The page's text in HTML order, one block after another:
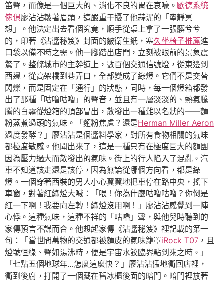
笛聲，而像是一個巨大的、消化不良的胃在哀嚎。 歐德系統
傢俱廖沾沾皺著眉頭，這嚴重干擾了他蒜泥的「寧靜冥
想」。他決定出去看個究竟，順手從桌上拿了一張髒兮兮
的，印著《沾醬秘笈》封面的皺衛生紙，塞久坐椅子推薦進
口袋以備不時之需。他一腳踏出店門，立刻被眼前的景象震
驚了。整條城市的主幹道上，數百個交通信號燈，從東邊到
西邊，從高架橋到巷弄口，全部變成了綠燈。它們不是交替
閃爍，而是固定在「通行」的狀態，同時，每一個燈箱都發
出了那種「咕嚕咕嚕」的聲音，並且有一層淡淡的、熱氣騰
騰的白霧從燈箱的頂部冒出，散發出一種難以名狀的——麵
粉蒸煮過頭的氣味。「麵粉焦慮？還是Herman Miller Aeron
過度發酵？」廖沾沾是個醬料學家，對所有食物相關的氣味
都極度敏感。他聞出來了，這是一種只有在極度巨大的麵團
因為壓力過大而散發出的氣味。街上的行人陷入了混亂。汽
車不知道該走還是該停，因為無論從哪個方向看，都是綠
燈。一個穿著西裝的男人小心翼翼地把車停在路中央，搖下
車窗，對著紅綠燈大喊：「喂！你為什麼咕嚕咕嚕？你倒是
紅一下啊！我要向左轉！綠燈沒用啊！」廖沾沾感覺到一陣
心悸。這種氣味，這種不祥的「咕嚕」聲，與他兒時聽到的
家傳預言不謀而合。他想起家傳《沾醬秘笈》裡記載的第一
句：「當世間萬物的交通都被麵皮的氣味籠罩iRock T07 ，且
燈號恒綠、聲如湯沸時，便是宇宙水餃臨界點到來之時。」
「七點五個地球年…怎麼這麼快？」廖沾沾猛地衝回店裡，
衝到後廚，打開了一個藏在舊冰櫃後面的暗門。暗門裡放著